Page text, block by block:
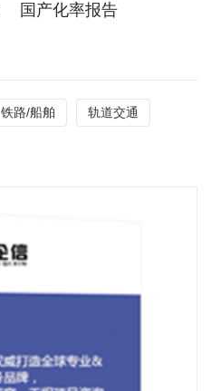
国产化率报告
铁路/船舶 轨道交通